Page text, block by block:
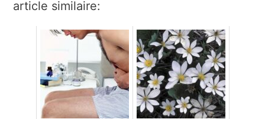
article similaire: